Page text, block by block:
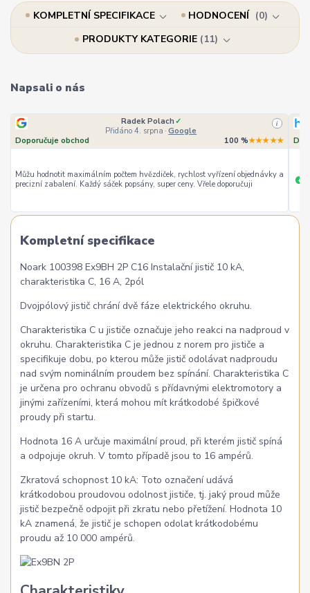
KOMPLETNÍ SPECIFIKACE HODNOCENÍ
0
PRODUKTY KATEGORIE 11
Napsali o nás
Radek Polach ✓
Přidáno 4. srpna · Google
i
Doporučuje obchod 100 %★★★★★
Můžu hodnotit maximálním počtem hvězdiček, rychlost vyřízení objednávky a
precizní zabalení. Každý sáček popsány, super ceny. Vřele doporučuji
+
Kompletní specifikace
Noark 100398 Ex9BH 2P C16 Instalační jistič 10 kA,
charakteristika C, 16 A, 2pól
Dvojpólový jistič chrání dvě fáze elektrického okruhu.
Charakteristika C u jističe označuje jeho reakci na nadproud v
okruhu. Charakteristika C je jednou z norem pro jističe a
specifikuje dobu, po kterou může jistič odolávat nadproudu
nad svým nominálním proudem bez spínání. Charakteristika C
je určena pro ochranu obvodů s přídavnými elektromotory a
jinými zařízeními, která mohou mít krátkodobé špičkové
proudy při startu.
Hodnota 16 A určuje maximální proud, při kterém jistič spíná
a odpojuje okruh. V tomto případě jsou to 16 ampérů.
Zkratová schopnost 10 kA: Toto označení udává
krátkodobou proudovou odolnost jističe, tj. jaký proud může
jistič bezpečně odpojit při zkratu nebo přetížení. Hodnota 10
kA znamená, že jistič je schopen odolat krátkodobému
proudu až 10 000 ampérů.